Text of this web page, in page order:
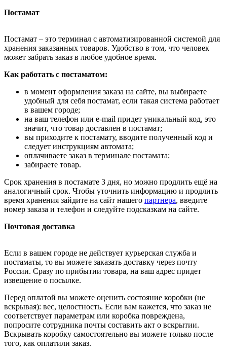
Постамат
Постамат – это терминал с автоматизированной системой для
хранения заказанных товаров. Удобство в том, что человек
может забрать заказ в любое удобное время.
Как работать с постаматом:
в момент оформления заказа на сайте, вы выбираете
удобный для себя постамат, если такая система работает
в вашем городе;
на ваш телефон или e-mail придет уникальный код, это
значит, что товар доставлен в постамат;
вы приходите к постамату, вводите полученный код и
следует инструкциям автомата;
оплачиваете заказ в терминале постамата;
забираете товар.
Срок хранения в постамате 3 дня, но можно продлить ещё на
аналогичный срок. Чтобы уточнить информацию и продлить
время хранения зайдите на сайт нашего партнера, введите
номер заказа и телефон и следуйте подсказкам на сайте.
Почтовая доставка
Если в вашем городе не действует курьерская служба и
постаматы, то вы можете заказать доставку через почту
России. Сразу по прибытии товара, на ваш адрес придет
извещение о посылке.
Перед оплатой вы можете оценить состояние коробки (не
вскрывая): вес, целостность. Если вам кажется, что заказ не
соответствует параметрам или коробка повреждена,
попросите сотрудника почты составить акт о вскрытии.
Вскрывать коробку самостоятельно вы можете только после
того, как оплатили заказ.